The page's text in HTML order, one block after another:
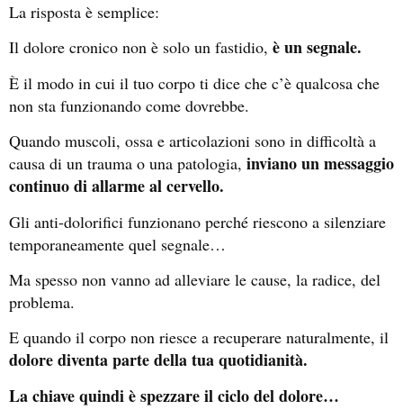
La risposta è semplice:
Il dolore cronico non è solo un fastidio, è un segnale.
È il modo in cui il tuo corpo ti dice che c’è qualcosa che
non sta funzionando come dovrebbe.
Quando muscoli, ossa e articolazioni sono in difficoltà a
causa di un trauma o una patologia, inviano un messaggio
continuo di allarme al cervello.
Gli anti-dolorifici funzionano perché riescono a silenziare
temporaneamente quel segnale…
Ma spesso non vanno ad alleviare le cause, la radice, del
problema.
E quando il corpo non riesce a recuperare naturalmente, il
dolore diventa parte della tua quotidianità.
La chiave quindi è spezzare il ciclo del dolore…